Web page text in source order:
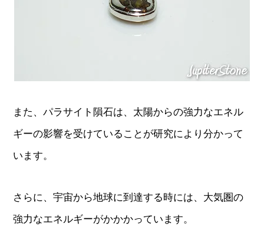
また、パラサイト隕石は、太陽からの強力なエネル
ギーの影響を受けていることが研究により分かって
います。
さらに、宇宙から地球に到達する時には、大気圏の
強力なエネルギーがかかかっています。